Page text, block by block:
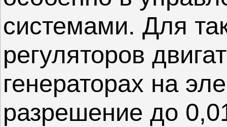
системами. Для
регуляторов
генераторах на
разрешение до